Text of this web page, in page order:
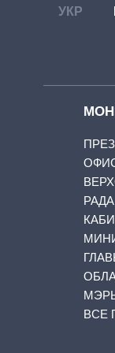
УКР
РАДА
ВСЕ